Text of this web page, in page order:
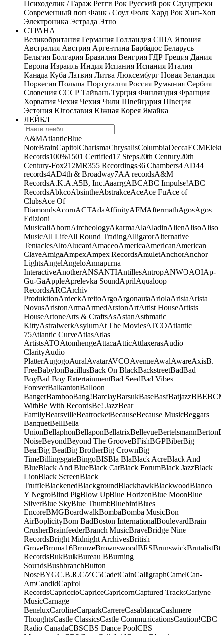
Психоделик / Гараж Регги Рок Русский рок Саундтреки
Современный поп Фанк / Соул Фолк Хард Рок Хип-Хоп
Электроника Эстрада Этно
СТРАНА
Великобритания Германия Голландия США Япония
Австралия Австрия Аргентина Барбадос Беларусь
Бельгия Болгария Бразилия Венгрия ГДР Греция Дания
Европа Израиль Индия Испания Испания Италия
Канада Куба Латвия Литва Люксембург Новая Зеландия
Норвегия Польша Португалия Россия Румыния Сербия
Словения СССР Тайвань Турция Финляндия Франция
Хорватия Чехия Чехия Чили Швейцария Швеция
Эстония Югославия Южная Корея Ямайка
ЛЕЙБЛ
A&MAtlanticBlue
NoteBrainCapitolCharismaChrysalisColumbiaDeccaECM
Records100%1501 Certified17 Steps20th Century20th
Century-Fox21 2MR355 Recordings36 Chambers4 AD44
records4AD4th & Broadway7AA recordsA&M
RecordsA.K.A.A5B, Inc.AaarrgABCABC Impulse!ABC
RecordsAbkcoAbsintheAbstrakceAceAce FuAce of
ClubsAce Of
DiamondsAcornACTAdaAffinityAFMAftermathAgosAgos
Edizioni
MusicaliAhornAircheologyAkarmaAlaAladinAlienAlisoAliso
MusicAll LifeAll Round TradingAlligatorAlternative
TentaclesAltoAlucardAmadeoAmericaAmericanAmerican
ClaveAmigaAmpexAmpex RecordsAmuletAnchorAnchor
LightsAngelAngeloAnnapurna
InteractiveAnotherANSANTIAntillesAntropANWOAOIAp-
Gu-GaAppleAprelevka SoundAprilAqualoop
RecordsARCArchiv
ProduktionArdeckAreitoArgoArgonautaAriolaAristaArista
NovusAristonArmaArmedArstonArtArtist HouseArtists
HouseArtoneArts & CraftsAsAstanAsthmatic
KittyAstralwerkAsylumAt The MoviesATCOAtlantic
75Atlantic CurveAtlasAtlas
ArtistsATOAtomhengeAttacaAtticAttlaxerasAudio
ClarityAudio
PlatterAugogoAuralAvatarAVCOAvenueAwalAwareAxisB.
FreeBabylonBacillusBack On BlackBackstreetBadBad
BoyBad Boy EntertainmentBad SeedBad Vibes
ForeverBalkantonBalloon
BangerBambooBang!BarclayBarsukBaseBasfBatjazzBBE
WithBe With RecordsBe! JazzBear
FamilyBearsvilleBeatrocketBecauseBecause MusicBeggars
BanquetBellBella
UnionBellaphonBellaponBellatrixBellevueBertelsmannBerton
NoiseBeyondBeyond The GrooveBFishBGPBiberBig
BearBig BeatBig BrotherBig CrownBig
TimeBillingsgateBingoBISBla BlaBlack AcreBlack And
BlueBlack And BlueBlack CatBlack ForumBlack JazzBlack
LionBlack ScreenBlack
TruffleBlackenedBlackgroundBlackhawkBlackwoodBlanco
Y NegroBlind PigBlow UpBlue HorizonBlue MoonBlue
SilverBlue SkyBlue ThumbBluebirdBlues
EncoreBMGBoardwalkBombaBomba MusicBon
AirBoplicityBorn BadBoston InternationalBoulevardBrain
CrusherBrainfeederBranch MusicBraveBridge Nine
RecordsBright Midnight ArchivesBritish
GroveBroma16BronzeBrownswoodBRSBrunswickBrutalist
RecordsBukBulkBureau BBurning
SoundsBushbranchButton
NoseBYGC.B.R.C/ZC5CadetCainCalligraphCamelCan-
AmCandidCapitol
RecordsCapriccioCapriceCapricornCaptured TracksCarlyne
MusicCarnage
BeneluxCarolineCarparkCarrereCasablancaCashmere
ThoughtsCastle ClassicsCastle CommunicationsCaution!CBC
Radio CanadaCBSCBS Dance PoolCBS